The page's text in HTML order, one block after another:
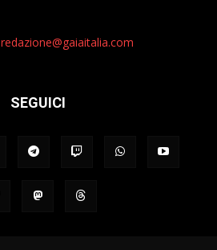
redazione@gaiaitalia.com
SEGUICI